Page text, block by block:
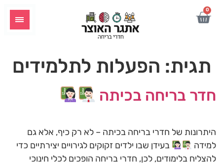
לתוכן
0
תגית: הפעלות לתלמידים
חדר בריחה בכיתה
היתרונות של חדרי בריחה בכיתה – לא רק כיף, אלא גם
למידה
בעידן שבו ילדים זקוקים לגירויים יצירתיים כדי
להצליח בלימודים, לכן, חדרי בריחה הופכים לכלי חינוכי